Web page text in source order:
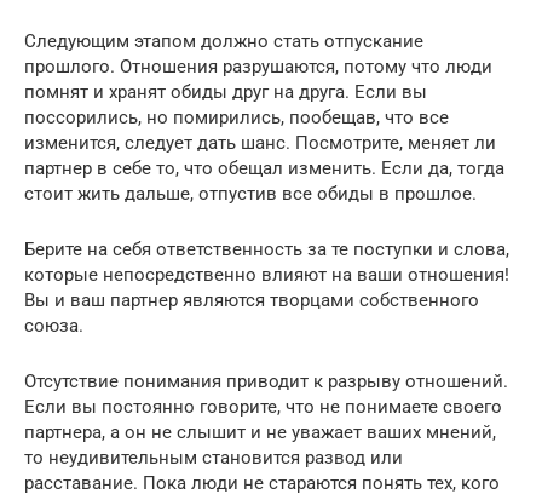
Следующим этапом должно стать отпускание
прошлого. Отношения разрушаются, потому что люди
помнят и хранят обиды друг на друга. Если вы
поссорились, но помирились, пообещав, что все
изменится, следует дать шанс. Посмотрите, меняет ли
партнер в себе то, что обещал изменить. Если да, тогда
стоит жить дальше, отпустив все обиды в прошлое.
Берите на себя ответственность за те поступки и слова,
которые непосредственно влияют на ваши отношения!
Вы и ваш партнер являются творцами собственного
союза.
Отсутствие понимания приводит к разрыву отношений.
Если вы постоянно говорите, что не понимаете своего
партнера, а он не слышит и не уважает ваших мнений,
то неудивительным становится развод или
расставание. Пока люди не стараются понять тех, кого